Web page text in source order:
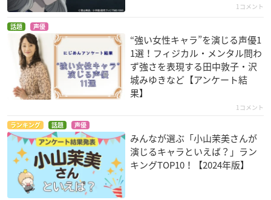
100万年地球の旅
バンダーブック
ミムル
竜とそばかすの姫
スワン
劇場版シティーハン
ター 新宿プライベー
ト・アイズ
美樹
BanG Dream!「遊
名探偵コナン 漆黒の
1コメント
話題 声優
“強い女性キャラ”を演じる声優1
1選！フィジカル・メンタル問わ
ず強さを表現する田中敦子・沢
城みゆきなど【アンケート結
果】
1コメント
ランキング 話題 声優
みんなが選ぶ「小山茉美さんが
演じるキャラといえば？」ラン
キングTOP10！【2024年版】